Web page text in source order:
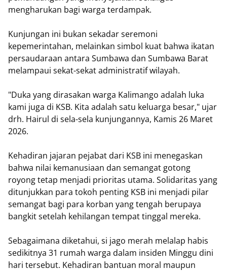
mengharukan bagi warga terdampak.
​Kunjungan ini bukan sekadar seremoni
kepemerintahan, melainkan simbol kuat bahwa ikatan
persaudaraan antara Sumbawa dan Sumbawa Barat
melampaui sekat-sekat administratif wilayah.
​"Duka yang dirasakan warga Kalimango adalah luka
kami juga di KSB. Kita adalah satu keluarga besar," ujar
drh. Hairul di sela-sela kunjungannya, Kamis 26 Maret
2026.
​Kehadiran jajaran pejabat dari KSB ini menegaskan
bahwa nilai kemanusiaan dan semangat gotong
royong tetap menjadi prioritas utama. Solidaritas yang
ditunjukkan para tokoh penting KSB ini menjadi pilar
semangat bagi para korban yang tengah berupaya
bangkit setelah kehilangan tempat tinggal mereka.
​Sebagaimana diketahui, si jago merah melalap habis
sedikitnya 31 rumah warga dalam insiden Minggu dini
hari tersebut. Kehadiran bantuan moral maupun